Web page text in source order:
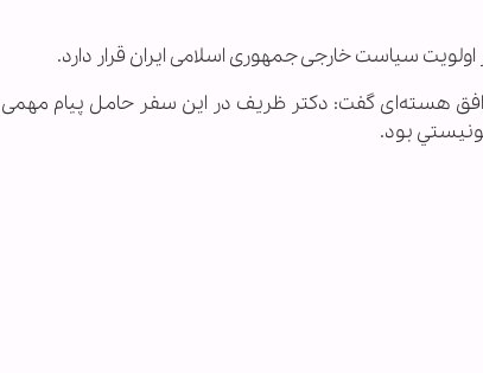
سیاست خارجی جمهوری اسلامی ایران قرار دارد.
هسته‌ای گفت: دکتر ظریف در این سفر حامل پیام مهمی
بود.